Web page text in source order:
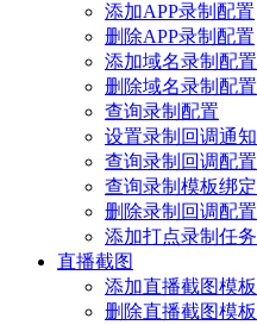
添加APP录制配置
删除APP录制配置
添加域名录制配置
删除域名录制配置
查询录制配置
设置录制回调通知
查询录制回调配置
查询录制模板绑定
删除录制回调配置
添加打点录制任务
直播截图
添加直播截图模板
删除直播截图模板